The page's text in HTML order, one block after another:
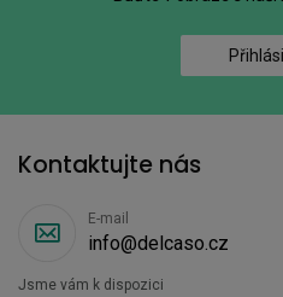
Kontaktujte nás
E-mail
info@delcaso.cz
Jsme vám k dispozici